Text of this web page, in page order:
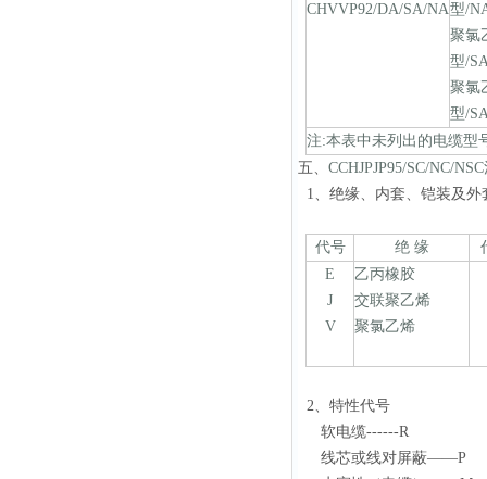
CHVVP92/DA/SA/NA型/
聚氯
型/
聚氯
型/
注:本表中未列出的电缆型
五、 CCHJPJP95/SC/NC/NSC
1、绝缘、内套、铠装及
代号 绝 缘
E
J
V
乙丙橡胶
交联聚乙烯
聚氯乙烯
2、特性代号
软电缆------R
线芯或线对屏蔽——P